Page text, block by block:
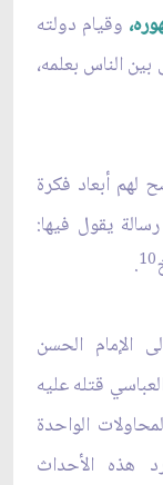
وقيام دولته
الناس بعلمه،
لهم أبعاد فكرة
يقول فيها:
10
.
الإمام الحسن
قتله عليه
الواحدة
هذه الأحداث